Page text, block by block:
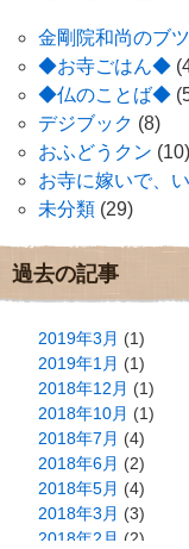
金剛院和尚のブ
◆お寺ごはん◆
◆仏のことば◆
デジブック (8)
おふどうクン (10)
お寺に嫁いで、
未分類 (29)
過去の記事
2019年3月 (1)
2019年1月 (1)
2018年12月 (1)
2018年10月 (1)
2018年7月 (4)
2018年6月 (2)
2018年5月 (4)
2018年3月 (3)
2018年2月 (2)